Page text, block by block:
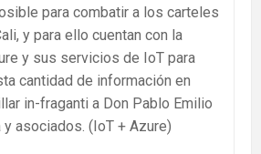
para combatir a los carteles
y para ello cuentan con la
y sus servicios de IoT para
cantidad de información en
in-fraganti a Don Pablo Emilio
y asociados. (IoT + Azure)